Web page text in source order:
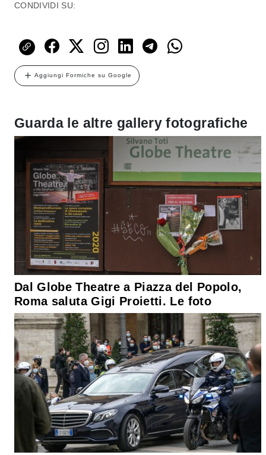
CONDIVIDI SU:
Aggiungi Formiche su Google
Guarda le altre gallery fotografiche
Dal Globe Theatre a Piazza del Popolo,
Roma saluta Gigi Proietti. Le foto